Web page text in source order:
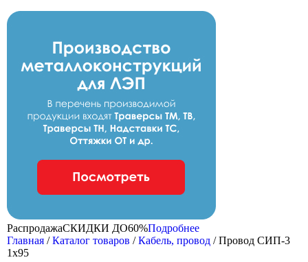
РаспродажаCКИДКИ ДО60%Подробнее
Главная /Каталог товаров /Кабель, провод /Провод СИП-3
1х95